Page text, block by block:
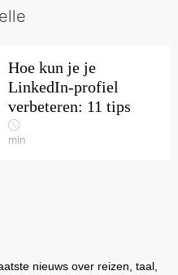
Hoe kun je je
LinkedIn-profiel
verbeteren: 11 tips
min
nieuws over reizen, taal,